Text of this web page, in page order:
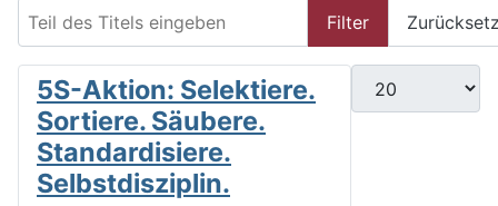
Filter
Anzeige #
5S-Aktion: Selektiere.
Sortiere. Säubere.
Standardisiere.
Selbstdisziplin.